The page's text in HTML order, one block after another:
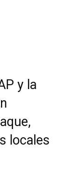
y la
locales